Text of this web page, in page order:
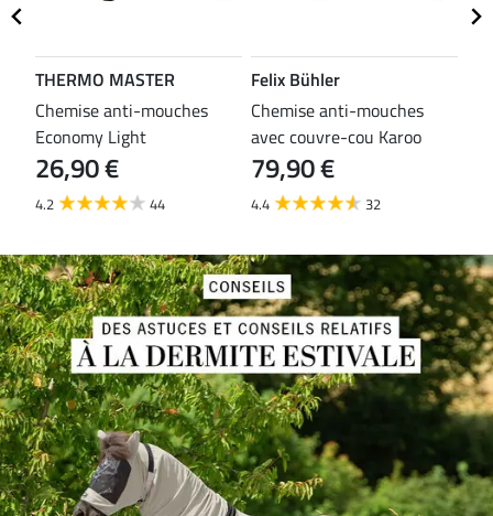
THERMO MASTER
Chemise anti-mouches
Economy Light
26,90 €
4.2 44
Felix Bühler
Chemise anti-mouches
avec couvre-cou Karoo
79,90 €
4.4 32